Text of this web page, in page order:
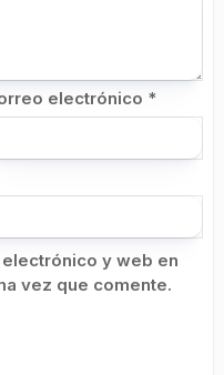
electrónico *
y web en
vez que comente.